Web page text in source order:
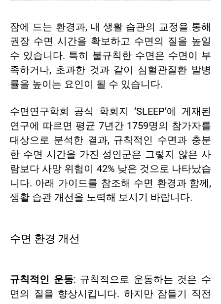
잠에 드는 환경과, 내 생활 습관의 교정을 통해
권장 수면 시간을 확보하고 수면의 질을 높일
수 있습니다. 특히 불규칙한 수면은 수면이 부
족하거나, 초과한 것과 같이 심혈관질환 발병
률을 높이는 요인이 될 수 있습니다.
수면연구학회 공식 학회지 ‘SLEEP’에 게재된
연구에 따르면 평균 7년간 1759명의 참가자를
대상으로 분석한 결과, 규칙적인 수면과 충분
한 수면 시간을 가진 성인군은 그렇지 않은 사
람보다 사망 위험이 42% 낮은 것으로 나타났습
니다. 아래 가이드를 참조해 수면 환경과 함께,
생활 습관 개선을 노력해 보시기 바랍니다.
수면 환경 개선
규칙적인 운동: 규칙적으로 운동하는 것은 수
면의 질을 향상시킵니다. 하지만 잠들기 직전